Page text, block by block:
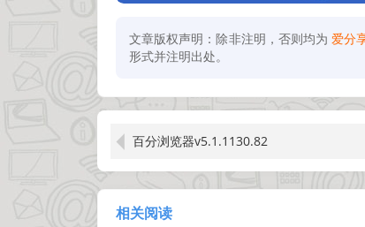
文章版权声明：除非注明，否则均为 爱分
形式并注明出处。
百分浏览器v5.1.1130.82
相关阅读